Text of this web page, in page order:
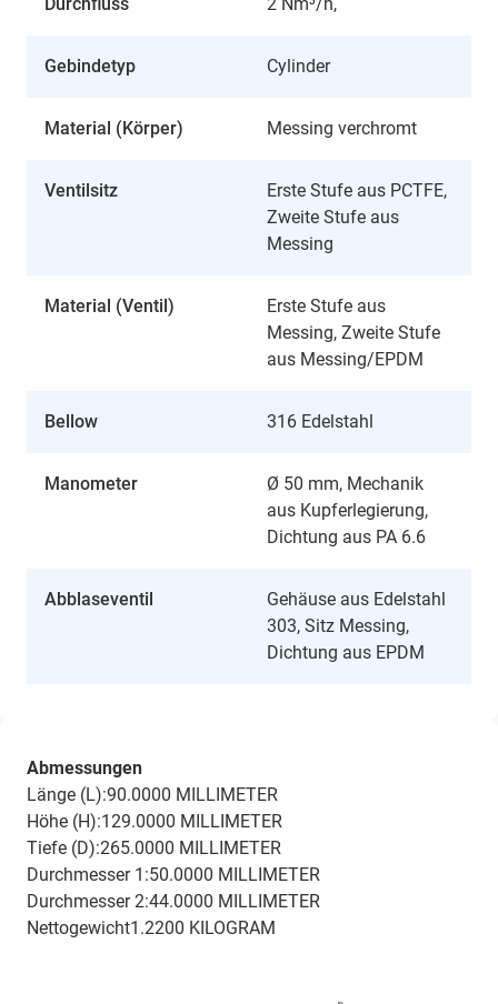
Gebindetyp Cylinder
Material (Körper) Messing verchromt
Ventilsitz
Erste Stufe aus PCTFE,
Zweite Stufe aus
Messing
Material (Ventil)
Erste Stufe aus
Messing, Zweite Stufe
aus Messing/EPDM
Bellow 316 Edelstahl
Manometer
Ø 50 mm, Mechanik
aus Kupferlegierung,
Dichtung aus PA 6.6
Abblaseventil
Gehäuse aus Edelstahl
303, Sitz Messing,
Dichtung aus EPDM
Abmessungen
Länge (L):90.0000 MILLIMETER
Höhe (H):129.0000 MILLIMETER
Tiefe (D):265.0000 MILLIMETER
Durchmesser 1:50.0000 MILLIMETER
Durchmesser 2:44.0000 MILLIMETER
Nettogewicht1.2200 KILOGRAM